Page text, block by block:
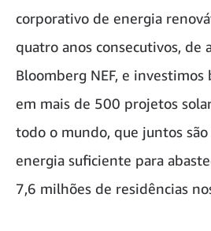
corporativo de energia
quatro anos consecutivos, de
Bloomberg NEF, e
em mais de 500 projetos
todo o mundo, que juntos são
energia suficiente para
7,6 milhões de residências